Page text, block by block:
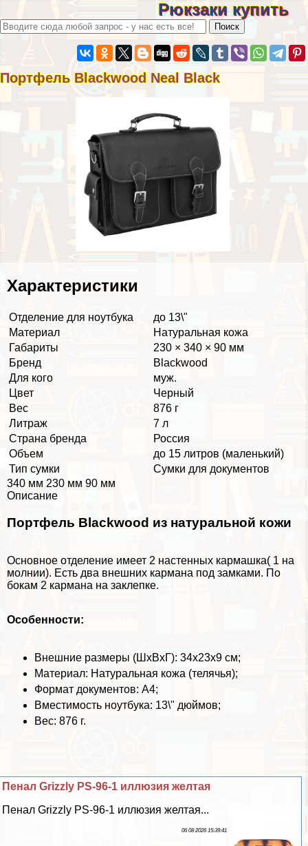
Рюкзаки купить
Портфель Blackwood Neal Black
Хаpaктеристики
Отделение для ноутбука
до 13\"
Материал
Натуральная кожа
Габариты
230 × 340 × 90 мм
Бренд
Blackwood
Для кого
муж.
Цвет
Черный
Вес
876 г
Литраж
7 л
Страна бренда
Россия
Объем
до 15 литров (маленький)
Тип сумки
Сумки для документов
340 мм 230 мм 90 мм
Описание
Портфель Blackwood из натуральной кожи
Основное отделение имеет 2 настенных кармашка( 1 на
молнии). Есть два внешних кармана под замками. По
бокам 2 кармана на заклепке.
Особенности:
Внешние размеры (ШхВхГ): 34x23x9 см;
Материал: Натуральная кожа (телячья);
Формат документов: А4;
Вместимость ноутбука: 13\" дюймов;
Вес: 876 г.
Пенал Grizzly PS-96-1 иллюзия желтая
Пенал Grizzly PS-96-1 иллюзия желтая...
06 08 2026 15:39:41